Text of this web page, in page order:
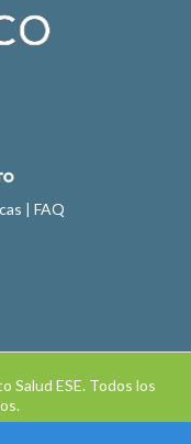
| FAQ
Salud ESE. Todos los